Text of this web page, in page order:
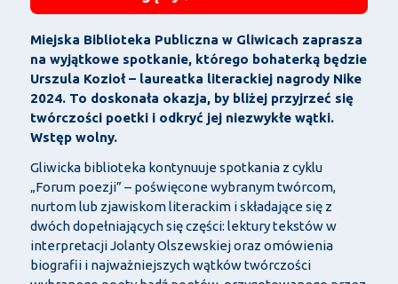
Miejska Biblioteka Publiczna w Gliwicach zaprasza
na wyjątkowe spotkanie, którego bohaterką będzie
Urszula Kozioł – laureatka literackiej nagrody Nike
2024. To doskonała okazja, by bliżej przyjrzeć się
twórczości poetki i odkryć jej niezwykłe wątki.
Wstęp wolny.
Gliwicka biblioteka kontynuuje spotkania z cyklu
„Forum poezji” – poświęcone wybranym twórcom,
nurtom lub zjawiskom literackim i składające się z
dwóch dopełniających się części: lektury tekstów w
interpretacji Jolanty Olszewskiej oraz omówienia
biografii i najważniejszych wątków twórczości